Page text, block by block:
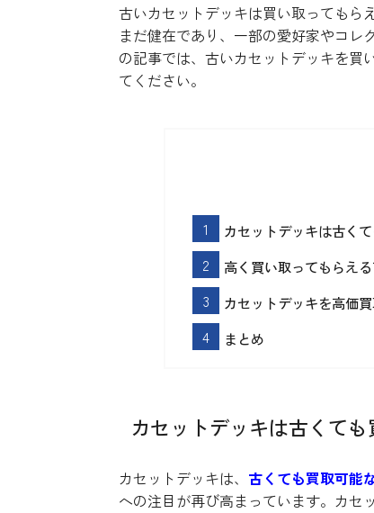
古いカセットデッキは買い取ってもら
まだ健在であり、一部の愛好家やコレ
の記事では、古いカセットデッキを買
てください。
カセットデッキは古く
高く買い取ってもらえ
カセットデッキを高価
まとめ
カセットデッキは古くても
カセットデッキは、 古くても買取可能
への注目が再び高まっています。カセ